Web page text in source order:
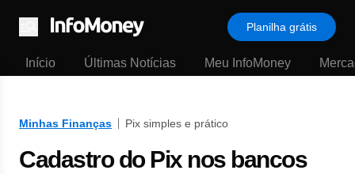
Menu
Planilha grátis
Início Últimas Notícias Meu InfoMoney
Minhas Finanças Pix simples e prático
Cadastro do Pix nos bancos